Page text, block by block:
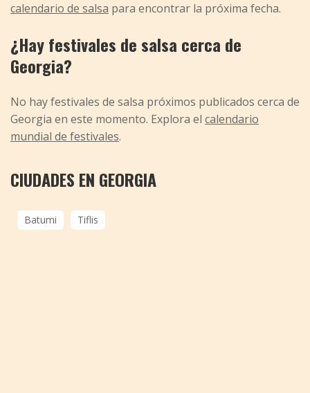
calendario de salsa para encontrar la próxima fecha.
¿Hay festivales de salsa cerca de
Georgia?
No hay festivales de salsa próximos publicados cerca de
Georgia en este momento. Explora el calendario
mundial de festivales.
CIUDADES EN GEORGIA
Batumi Tiflis